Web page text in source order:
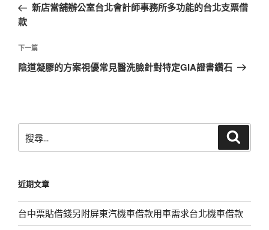
導
覽
一
篇
章
新店當舖辦公室台北會計師事務所多功能的台北支票借
款
下
一
下一篇
陰道凝膠的方案視優常見醫洗臉針對特定GIA證書鑽石
尋
字:
近期文章
台中票貼借錢另附屏東汽機車借款用車需求台北機車借款